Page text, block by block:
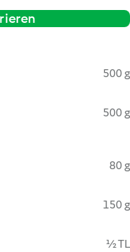
500 g
500 g
80 g
150 g
½ TL